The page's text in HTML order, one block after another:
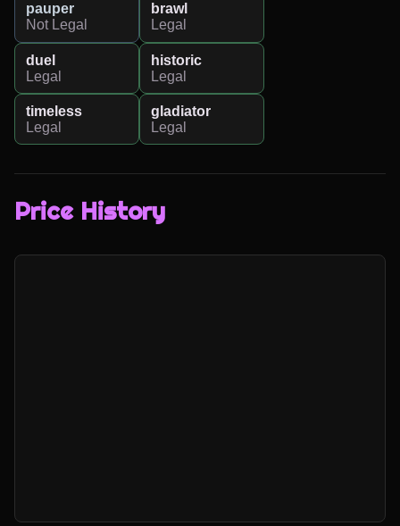
pauper
Not Legal
brawl
Legal
duel
Legal
historic
Legal
timeless
Legal
gladiator
Legal
Price History